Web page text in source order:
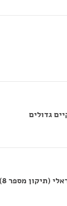
גדולים
(תיקון מספר 8)